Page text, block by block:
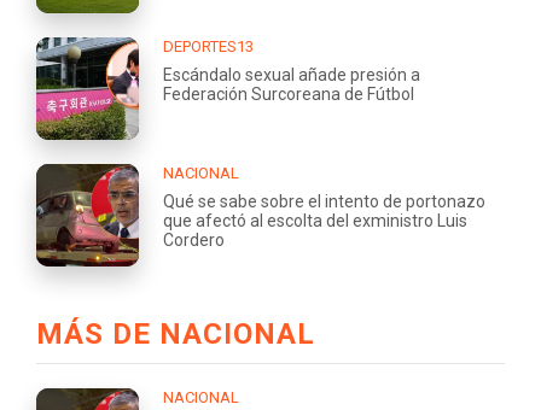
DEPORTES13
Escándalo sexual añade presión a
Federación Surcoreana de Fútbol
NACIONAL
Qué se sabe sobre el intento de portonazo
que afectó al escolta del exministro Luis
Cordero
MÁS DE NACIONAL
NACIONAL